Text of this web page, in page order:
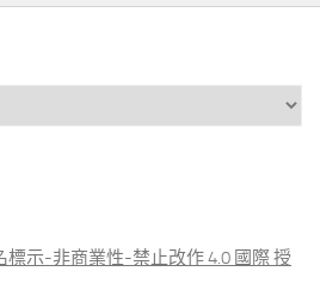
標示-非商業性-禁止改作 4.0 國際 授